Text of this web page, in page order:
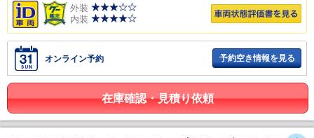
外装
内装
オンライン予約 予約空き情報を見る
在庫確認・見積り依頼